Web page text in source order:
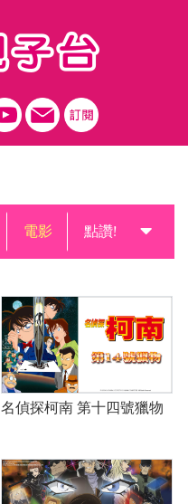
電影 點讚!升級中
名偵探柯南 第十四號獵物